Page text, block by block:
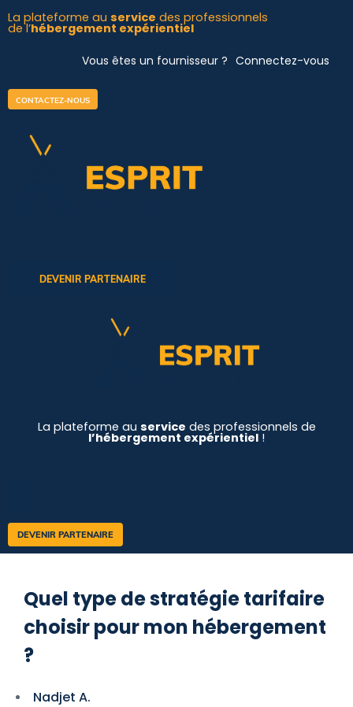
Aller
au
La plateforme au service des professionnels
de l’hébergement expérientiel
Vous êtes un fournisseur ? Connectez-vous
CONTACTEZ-NOUS
DEVENIR PARTENAIRE
La plateforme au service des professionnels de
l’hébergement expérientiel !
DEVENIR PARTENAIRE
Quel type de stratégie tarifaire
choisir pour mon hébergement
?
Nadjet A.